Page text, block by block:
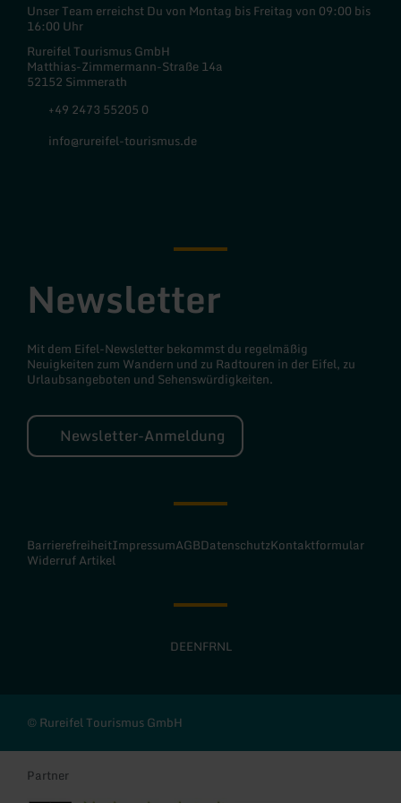
Unser Team erreichst Du von Montag bis Freitag von 09:00 bis
16:00 Uhr
Rureifel Tourismus GmbH
Matthias-Zimmermann-Straße 14a
52152 Simmerath
+49 2473 55205 0
info@rureifel-tourismus.de
Newsletter
Mit dem Eifel-Newsletter bekommst du regelmäßig
Neuigkeiten zum Wandern und zu Radtouren in der Eifel, zu
Urlaubsangeboten und Sehenswürdigkeiten.
Newsletter-Anmeldung
BarrierefreiheitImpressumAGBDatenschutzKontaktformular
Widerruf Artikel
DEENFRNL
© Rureifel Tourismus GmbH
Partner